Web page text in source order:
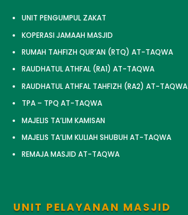
UNIT PENGUMPUL ZAKAT
KOPERASI JAMAAH MASJID
RUMAH TAHFIZH QUR’AN (RTQ) AT-TAQWA
RAUDHATUL ATHFAL (RA1) AT-TAQWA
RAUDHATUL ATHFAL TAHFIZH (RA2) AT-TAQWA
TPA – TPQ AT-TAQWA
MAJELIS TA’LIM KAMISAN
MAJELIS TA’LIM KULIAH SHUBUH AT-TAQWA
REMAJA MASJID AT-TAQWA
UNIT PELAYANAN MASJID